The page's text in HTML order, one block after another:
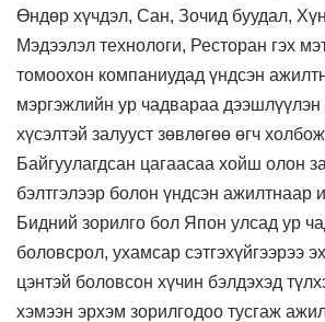
Өндөр хүчдэл, Сан, Зочид буудал,
Мэдээлэл технологи, Ресторан гэх
томоохон компаниудад үндсэн
мэргэжлийн ур чадвараа дээшлүүлэн
хүсэлтэй залууст зөвлөгөө өгч холбож
Байгуулагдсан цагаасаа хойш олон
бэлтгэлээр болон үндсэн ажилтнаар
Бидний зорилго бол Япон улсад ур
боловсрол, ухамсар сэтгэхүйгээрээ
цэнтэй боловсон хүчин бэлдэхэд
хэмээн эрхэм зорилгодоо тусгаж